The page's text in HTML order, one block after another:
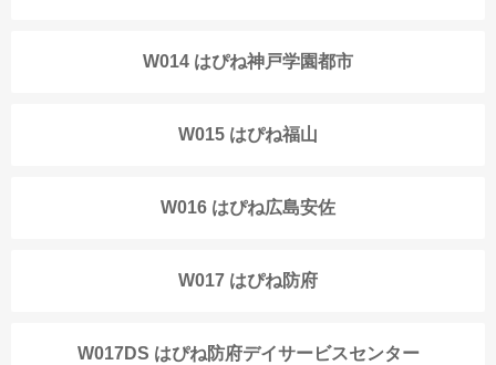
W014 はぴね神戸学園都市
W015 はぴね福山
W016 はぴね広島安佐
W017 はぴね防府
W017DS はぴね防府デイサービスセンター